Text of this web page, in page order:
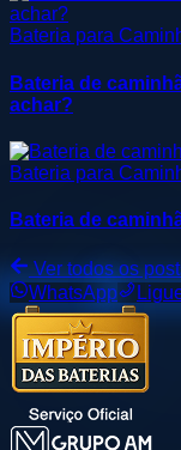
Bateria para
Bateria de
achar?
Bateria para
Bateria de
Ver todos os
WhatsApp